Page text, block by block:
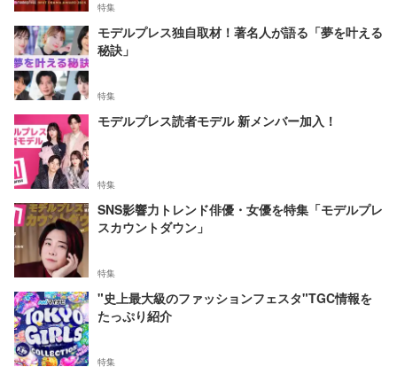
特集
モデルプレス独自取材！著名人が語る「夢を叶える
秘訣」
特集
モデルプレス読者モデル 新メンバー加入！
特集
SNS影響力トレンド俳優・女優を特集「モデルプレ
スカウントダウン」
特集
"史上最大級のファッションフェスタ"TGC情報を
たっぷり紹介
特集